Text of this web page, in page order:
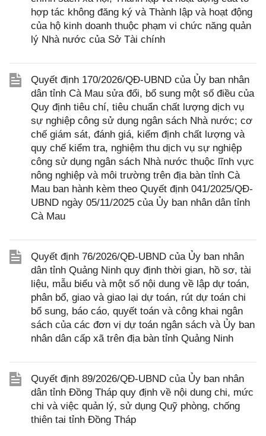
hợp tác không đăng ký và Thành lập và hoạt động
của hộ kinh doanh thuộc phạm vi chức năng quản
lý Nhà nước của Sở Tài chính
Quyết định 170/2026/QĐ-UBND của Ủy ban nhân
dân tỉnh Cà Mau sửa đổi, bổ sung một số điều của
Quy định tiêu chí, tiêu chuẩn chất lượng dịch vụ
sự nghiệp công sử dụng ngân sách Nhà nước; cơ
chế giám sát, đánh giá, kiểm định chất lượng và
quy chế kiểm tra, nghiệm thu dịch vụ sự nghiệp
công sử dụng ngân sách Nhà nước thuộc lĩnh vực
nông nghiệp và môi trường trên địa bàn tỉnh Cà
Mau ban hành kèm theo Quyết định 041/2025/QĐ-
UBND ngày 05/11/2025 của Ủy ban nhân dân tỉnh
Cà Mau
Quyết định 76/2026/QĐ-UBND của Ủy ban nhân
dân tỉnh Quảng Ninh quy định thời gian, hồ sơ, tài
liệu, mẫu biểu và một số nội dung về lập dự toán,
phân bổ, giao và giao lại dự toán, rút dự toán chi
bổ sung, báo cáo, quyết toán và công khai ngân
sách của các đơn vị dự toán ngân sách và Ủy ban
nhân dân cấp xã trên địa bàn tỉnh Quảng Ninh
Quyết định 89/2026/QĐ-UBND của Ủy ban nhân
dân tỉnh Đồng Tháp quy định về nội dung chi, mức
chi và việc quản lý, sử dụng Quỹ phòng, chống
thiên tai tỉnh Đồng Tháp